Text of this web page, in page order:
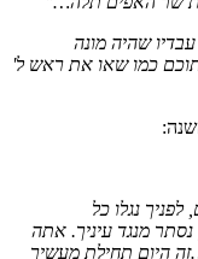
שהיה מונה
כמו שאו את ראש ל'
נגלו כל
מנגד עיניך. אתה
היום תחילת מעשיך